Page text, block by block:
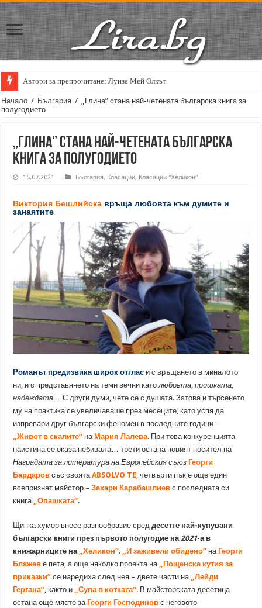
Автори за препрочитане: Луиза Мей Олкът
Кирил Кадийски: „Плачът на големия поет винаги е и сила, и
Начало / България / „Глина” стана най-четената българска книга за
полугодието
„Глина” стана най-четената българска
книга за полугодието
15.07.2021 България, Класации, Класации "Хеликон"
Виктория Бешлийска връща любовта към думите и
занаятите
Романът предизвика широк отглас и с връщането в миналото
ни, и с представянето на теми вечни католюбовта ,прошката
надеждата … С други думи, чете се с душата. Затова и търсенето
му на практика се увеличаваше през месеците, като успя да
изпревари друг български феномен в последните години –
„Живот в скалите” на Мария Лалева. При това конкуренцията
наистина се оказа небивала… трети остана новият носител на
Наградата за литература на Европейския съюз Георги
Бардаров със своятаABSOLVO TE , четвърти пък е още един
всепризнат майстор –Захари Карабашлиев с последната си
книга
„Опашката”.
Щипка хумор внесе разнообразие среддесетте най-купувани
български книги през първото полугодие на 2021-а в
книжарниците на
„Хеликон”. „И заживели обидено” на Георги
Блажев е пета, а още няколко проекта на
„Пощенска кутия за
приказки” се наредиха след нея – двете части на
„Лейди
Гергана” , както и „Супа в котката”. В майсторската десетица
остана още място за Георги Господинов с неговото